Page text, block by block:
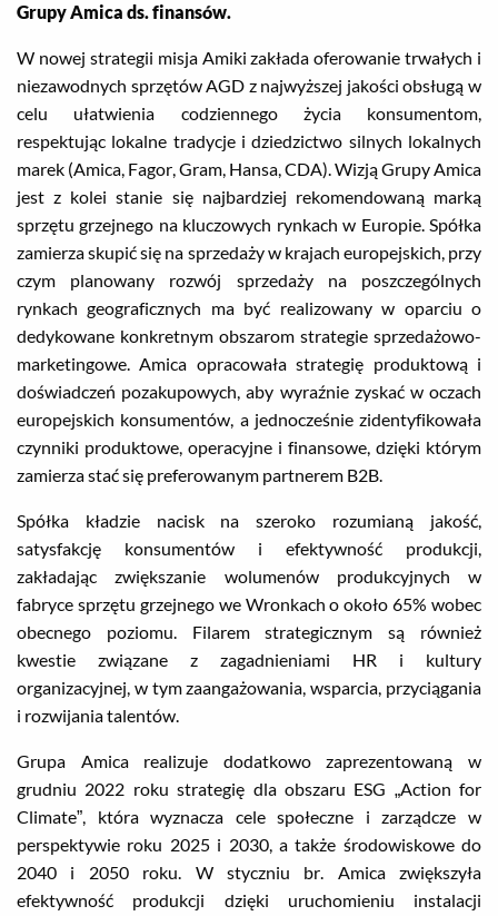
Grupy Amica ds. finansów.
W nowej strategii misja Amiki zakłada oferowanie trwałych i
niezawodnych sprzętów AGD z najwyższej jakości obsługą w
celu ułatwienia codziennego życia konsumentom,
respektując lokalne tradycje i dziedzictwo silnych lokalnych
marek (Amica, Fagor, Gram, Hansa, CDA). Wizją Grupy Amica
jest z kolei stanie się najbardziej rekomendowaną marką
sprzętu grzejnego na kluczowych rynkach w Europie. Spółka
zamierza skupić się na sprzedaży w krajach europejskich, przy
czym planowany rozwój sprzedaży na poszczególnych
rynkach geograficznych ma być realizowany w oparciu o
dedykowane konkretnym obszarom strategie sprzedażowo-
marketingowe. Amica opracowała strategię produktową i
doświadczeń pozakupowych, aby wyraźnie zyskać w oczach
europejskich konsumentów, a jednocześnie zidentyfikowała
czynniki produktowe, operacyjne i finansowe, dzięki którym
zamierza stać się preferowanym partnerem B2B.
Spółka kładzie nacisk na szeroko rozumianą jakość,
satysfakcję konsumentów i efektywność produkcji,
zakładając zwiększanie wolumenów produkcyjnych w
fabryce sprzętu grzejnego we Wronkach o około 65% wobec
obecnego poziomu. Filarem strategicznym są również
kwestie związane z zagadnieniami HR i kultury
organizacyjnej, w tym zaangażowania, wsparcia, przyciągania
i rozwijania talentów.
Grupa Amica realizuje dodatkowo zaprezentowaną w
grudniu 2022 roku strategię dla obszaru ESG „Action for
Climate”, która wyznacza cele społeczne i zarządcze w
perspektywie roku 2025 i 2030, a także środowiskowe do
2040 i 2050 roku. W styczniu br. Amica zwiększyła
efektywność produkcji dzięki uruchomieniu instalacji